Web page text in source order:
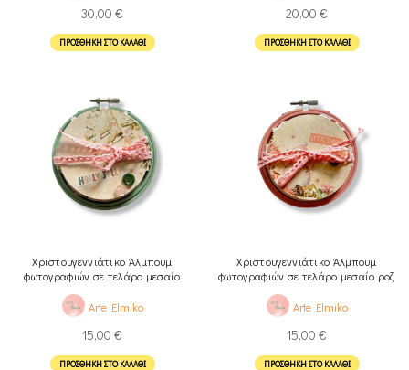
30,00 €
ΠΡΟΣΘΉΚΗ ΣΤΟ ΚΑΛΆΘΙ
20,00 €
ΠΡΟΣΘΉΚΗ ΣΤΟ ΚΑΛΆΘΙ
Χριστουγεννιάτικο Άλμπουμ
φωτογραφιών σε τελάρο μεσαίο
Arte Elmiko
15,00 €
ΠΡΟΣΘΉΚΗ ΣΤΟ ΚΑΛΆΘΙ
Χριστουγεννιάτικο Άλμπουμ
φωτογραφιών σε τελάρο μεσαίο ροζ
Arte Elmiko
15,00 €
ΠΡΟΣΘΉΚΗ ΣΤΟ ΚΑΛΆΘΙ